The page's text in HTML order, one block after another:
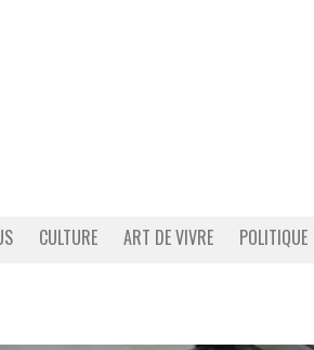
CULTURE ART DE VIVRE POLITIQUE